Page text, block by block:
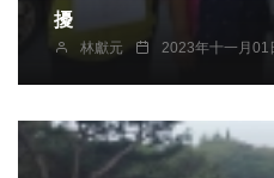
擾
林獻元 2023年十一月01